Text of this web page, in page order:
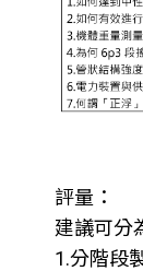
評量：
建議可分
1.分階段